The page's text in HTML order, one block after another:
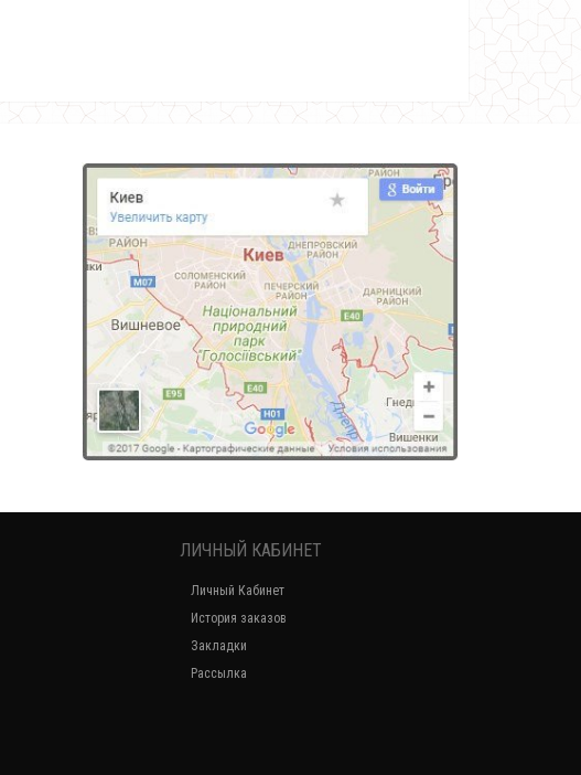
ЛИЧНЫЙ КАБИНЕТ
Личный Кабинет
История заказов
Закладки
Рассылка